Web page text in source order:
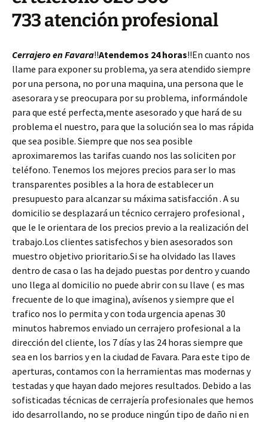
733 atención profesional
Cerrajero en Favara!!Atendemos 24 horas!!En cuanto nos
llame para exponer su problema, ya sera atendido siempre
por una persona, no por una maquina, una persona que le
asesorara y se preocupara por su problema, informándole
para que esté perfecta,mente asesorado y que hará de su
problema el nuestro, para que la solución sea lo mas rápida
que sea posible. Siempre que nos sea posible
aproximaremos las tarifas cuando nos las soliciten por
teléfono. Tenemos los mejores precios para ser lo mas
transparentes posibles a la hora de establecer un
presupuesto para alcanzar su máxima satisfacción . A su
domicilio se desplazará un técnico cerrajero profesional ,
que le le orientara de los precios previo a la realización del
trabajo.Los clientes satisfechos y bien asesorados son
muestro objetivo prioritario.Si se ha olvidado las llaves
dentro de casa o las ha dejado puestas por dentro y cuando
uno llega al domicilio no puede abrir con su llave ( es mas
frecuente de lo que imagina), avísenos y siempre que el
trafico nos lo permita y con toda urgencia apenas 30
minutos habremos enviado un cerrajero profesional a la
dirección del cliente, los 7 días y las 24 horas siempre que
sea en los barrios y en la ciudad de Favara. Para este tipo de
aperturas, contamos con la herramientas mas modernas y
testadas y que hayan dado mejores resultados. Debido a las
sofisticadas técnicas de cerrajería profesionales que hemos
ido desarrollando, no se produce ningún tipo de daño ni en